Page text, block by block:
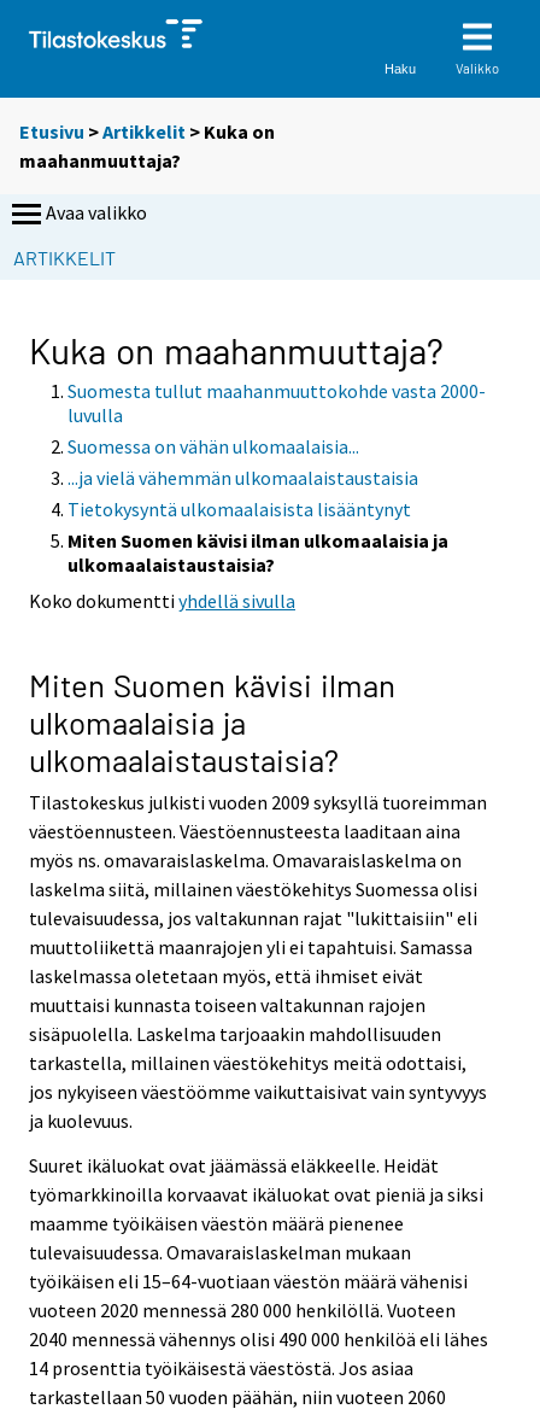
Haku Valikko
Etusivu >Artikkelit > Kuka on
maahanmuuttaja?
Avaa valikko
ARTIKKELIT
Kuka on maahanmuuttaja?
Suomesta tullut maahanmuuttokohde vasta 2000-
luvulla
Suomessa on vähän ulkomaalaisia...
...ja vielä vähemmän ulkomaalaistaustaisia
Tietokysyntä ulkomaalaisista lisääntynyt
Miten Suomen kävisi ilman ulkomaalaisia ja
ulkomaalaistaustaisia?
Koko dokumenttiyhdellä sivulla
Miten Suomen kävisi ilman
ulkomaalaisia ja
ulkomaalaistaustaisia?
Tilastokeskus julkisti vuoden 2009 syksyllä tuoreimman
väestöennusteen. Väestöennusteesta laaditaan aina
myös ns. omavaraislaskelma. Omavaraislaskelma on
laskelma siitä, millainen väestökehitys Suomessa olisi
tulevaisuudessa, jos valtakunnan rajat "lukittaisiin" eli
muuttoliikettä maanrajojen yli ei tapahtuisi. Samassa
laskelmassa oletetaan myös, että ihmiset eivät
muuttaisi kunnasta toiseen valtakunnan rajojen
sisäpuolella. Laskelma tarjoaakin mahdollisuuden
tarkastella, millainen väestökehitys meitä odottaisi,
jos nykyiseen väestöömme vaikuttaisivat vain syntyvyys
ja kuolevuus.
Suuret ikäluokat ovat jäämässä eläkkeelle. Heidät
työmarkkinoilla korvaavat ikäluokat ovat pieniä ja siksi
maamme työikäisen väestön määrä pienenee
tulevaisuudessa. Omavaraislaskelman mukaan
työikäisen eli 15–64-vuotiaan väestön määrä vähenisi
vuoteen 2020 mennessä 280 000 henkilöllä. Vuoteen
2040 mennessä vähennys olisi 490 000 henkilöä eli lähes
14 prosenttia työikäisestä väestöstä. Jos asiaa
tarkastellaan 50 vuoden päähän, niin vuoteen 2060